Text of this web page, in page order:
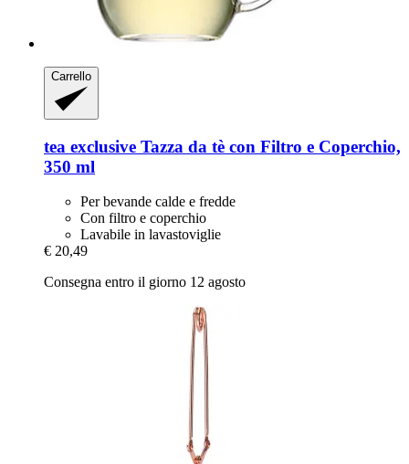
Carrello
tea exclusive Tazza da tè con Filtro e Coperchio,
350 ml
Per bevande calde e fredde
Con filtro e coperchio
Lavabile in lavastoviglie
€ 20,49
Consegna entro il giorno 12 agosto